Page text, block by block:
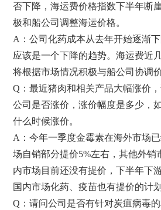
否下降，海运费价格指数下半年断
极和船公司调整海运价格。
A：公司化药成本从去年开始逐渐
应该是一个下降的趋势。海运费近
将根据市场情况积极与船公司协调
Q：最近猪肉和相关产品大幅涨价
公司是否涨价，涨价幅度是多少，
什么时候涨价。
A：今年一季度金霉素在海外市场
场自销部分提价5%左右，其他外销
内市场目前还没有提价，下半年下
国内市场化药、疫苗也有提价的计划
Q：请问公司是否有针对炭疽病毒